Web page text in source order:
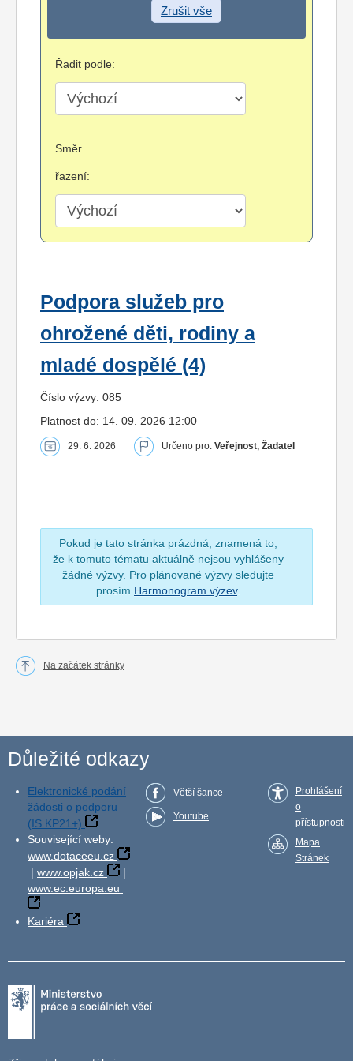
Zrušit vše
Řadit podle:
Směr
řazení:
Podpora služeb pro
ohrožené děti, rodiny a
mladé dospělé (4)
Číslo výzvy: 085
Platnost do: 14. 09. 2026 12:00
29. 6. 2026 Určeno pro: Veřejnost, Žadatel
Pokud je tato stránka prázdná, znamená to,
že k tomuto tématu aktuálně nejsou vyhlášeny
žádné výzvy. Pro plánované výzvy sledujte
prosím Harmonogram výzev.
Na začátek stránky
Důležité odkazy
Elektronické podání
žádosti o podporu
(IS KP21+)
Související weby:
www.dotaceeu.cz
| www.opjak.cz
|
www.ec.europa.eu
Kariéra
Větší šance
Youtube
Prohlášení
o
přístupnosti
Mapa
Stránek